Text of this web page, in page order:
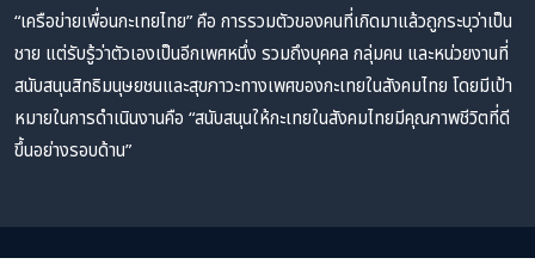
“เครือข่ายเพื่อนกะเทยไทย” คือ การรวมตัวของคนที่เกิดมาแล้วถูกระบุว่าเป็น
ชาย แต่รับรู้ว่าตัวเองเป็นอีกเพศหนึ่ง รวมถึงบุคคล กลุ่มคน และหน่วยงานที่
สนับสนุนสิทธิมนุษยชนและสุขภาวะทางเพศของกะเทยในสังคมไทย โดยมีเป้า
หมายในการดำเนินงานคือ “สนับสนุนให้กะเทยในสังคมไทยมีคุณภาพชีวิตที่ดี
ขึ้นอย่างรอบด้าน”